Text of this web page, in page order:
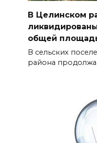
В Целинском
общей
В сельских
района